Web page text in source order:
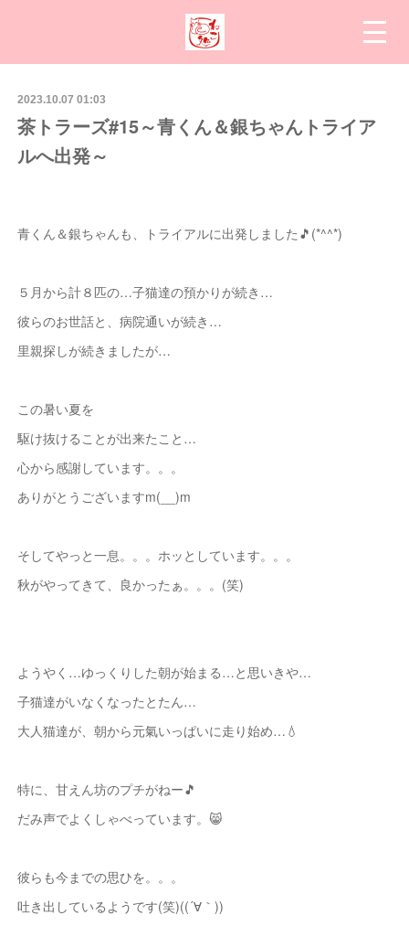
2023.10.07 01:03
茶トラーズ#15～青くん＆銀ちゃんトライア
ルへ出発～
青くん＆銀ちゃんも、トライアルに出発しました🎵(*^^*)
５月から計８匹の…子猫達の預かりが続き…
彼らのお世話と、病院通いが続き…
里親探しが続きましたが…
この暑い夏を
駆け抜けることが出来たこと…
心から感謝しています。。。
ありがとうございますm(__)m
そしてやっと一息。。。ホッとしています。。。
秋がやってきて、良かったぁ。。。(笑)
ようやく…ゆっくりした朝が始まる…と思いきや…
子猫達がいなくなったとたん…
大人猫達が、朝から元氣いっぱいに走り始め…💧
特に、甘えん坊のプチがねー🎵
だみ声でよくしゃべっています。😸
彼らも今までの思ひを。。。
吐き出しているようです(笑)((´∀｀))